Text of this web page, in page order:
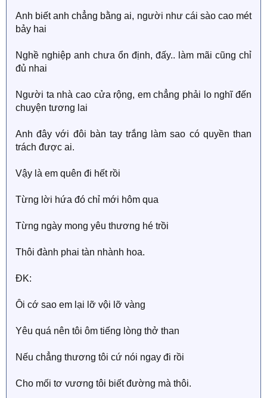
Anh biết anh chẳng bằng ai, người như cái sào cao mét
bảy hai
Nghề nghiệp anh chưa ổn định, đấy.. làm mãi cũng chỉ
đủ nhai
Người ta nhà cao cửa rộng, em chẳng phải lo nghĩ đến
chuyện tương lai
Anh đây với đôi bàn tay trắng làm sao có quyền than
trách được ai.
Vậy là em quên đi hết rồi
Từng lời hứa đó chỉ mới hôm qua
Từng ngày mong yêu thương hé trồi
Thôi đành phai tàn nhành hoa.
ĐK:
Ôi cớ sao em lại lỡ vội lỡ vàng
Yêu quá nên tôi ôm tiếng lòng thở than
Nếu chẳng thương tôi cứ nói ngay đi rồi
Cho mối tơ vương tôi biết đường mà thôi.